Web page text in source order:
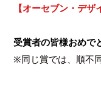
【オーセブン・デ
受賞者の皆様おめで
※同じ賞では、順不